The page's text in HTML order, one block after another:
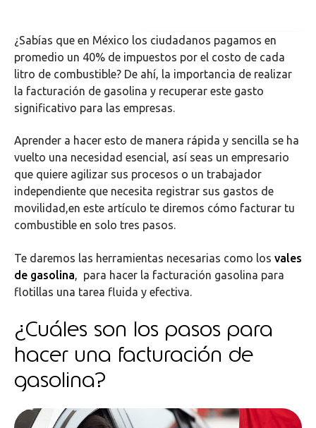
¿Sabías que en México los ciudadanos pagamos en
promedio un 40% de impuestos por el costo de cada
litro de combustible? De ahí, la importancia de realizar
la facturación de gasolina y recuperar este gasto
significativo para las empresas.
Aprender a hacer esto de manera rápida y sencilla se ha
vuelto una necesidad esencial, así seas un empresario
que quiere agilizar sus procesos o un trabajador
independiente que necesita registrar sus gastos de
movilidad,en este artículo te diremos cómo facturar tu
combustible en solo tres pasos.
Te daremos las herramientas necesarias como los vales
de gasolina, para hacer la facturación gasolina para
flotillas una tarea fluida y efectiva.
¿Cuáles son los pasos para
hacer una facturación de
gasolina?